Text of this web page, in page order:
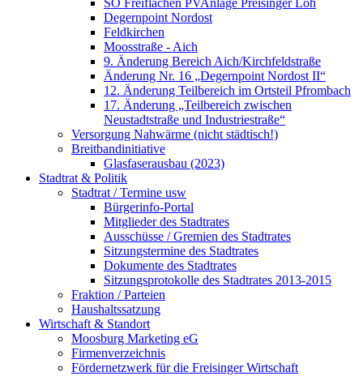
SO Freiflächen PV­Anlage Preisinger Loh
Degernpoint Nordost
Feldkirchen
Moosstraße - Aich
9. Änderung Bereich Aich/Kirchfeldstraße
Änderung Nr. 16 „Degernpoint Nordost II“
12. Änderung Teilbereich im Ortsteil Pfrombach
17. Änderung „Teilbereich zwischen
Neustadtstraße und Industriestraße“
Versorgung Nahwärme (nicht städtisch!)
Breitbandinitiative
Glasfaserausbau (2023)
Stadtrat & Politik
Stadtrat / Termine usw
Bürgerinfo-Portal
Mitglieder des Stadtrates
Ausschüsse / Gremien des Stadtrates
Sitzungstermine des Stadtrates
Dokumente des Stadtrates
Sitzungsprotokolle des Stadtrates 2013-2015
Fraktion / Parteien
Haushaltssatzung
Wirtschaft & Standort
Moosburg Marketing eG
Firmenverzeichnis
Fördernetzwerk für die Freisinger Wirtschaft